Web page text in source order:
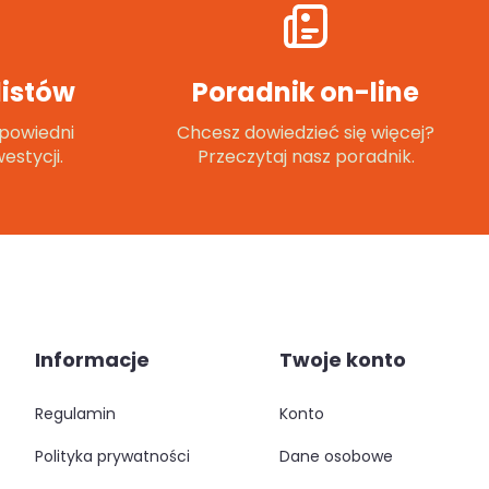
Poradnik on-line
Chcesz dowiedzieć się więcej?
Przeczytaj nasz poradnik.
Informacje
regulamin
polityka prywatności
Twoje konto
konto
dane osobowe